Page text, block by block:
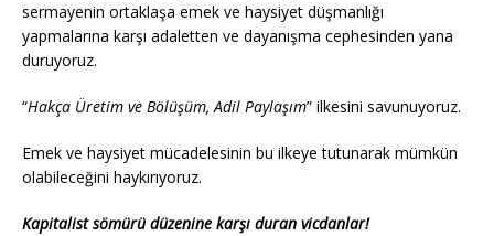
sermayenin ortaklaşa emek ve haysiyet düşmanlığı
yapmalarına karşı adaletten ve dayanışma cephesinden yana
duruyoruz.
“Hakça Üretim ve Bölüşüm, Adil Paylaşım” ilkesini savunuyoruz.
Emek ve haysiyet mücadelesinin bu ilkeye tutunarak mümkün
olabileceğini haykırıyoruz.
Kapitalist sömürü düzenine karşı duran vicdanlar!